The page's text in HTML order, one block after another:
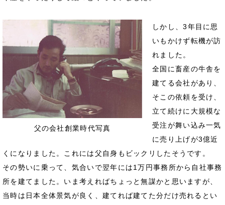
父の会社創業時代写真
しかし、3年目に思
いもかけず転機が訪
れました。
全国に畜産の牛舎を
建てる会社があり、
そこの依頼を受け、
立て続けに大規模な
受注が舞い込み一気
に売り上げが3億近
くになりました。これには父自身もビックリしたそうです。
その勢いに乗って、気合いで翌年には1万円事務所から自社事務
所を建てました。いま考えればちょっと無謀かと思いますが、
当時は日本全体景気が良く、建てれば建てた分だけ売れるとい